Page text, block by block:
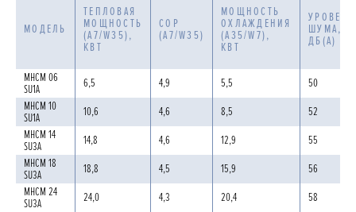
МОДЕЛЬ
ТЕПЛОВАЯ
МОЩНОСТЬ
(А7/W35),
КВТ
COP
(А7/W35)
МОЩНОСТЬ
ОХЛАЖДЕНИЯ
(A35/W7),
КВТ
УРОВЕНЬ
ШУМА,
ДБ(А)
MHCM 06
SU1A
6,5 4,9 5,5
50
MHCM 10
SU1A
10,6 4,6 8,5
52
MHCM 14
SU3A
14,8 4,6 12,9
55
MHCM 18
SU3A
18,8 4,5 15,9
56
MHCM 24
SU3A
24,0 4,3 20,4 58